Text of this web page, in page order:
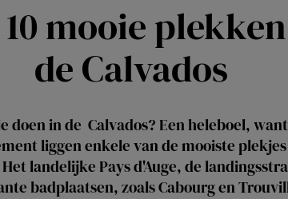
mooie
de Calvados
doen in de Calvados? Een heleboel,
liggen enkele van de mooiste
landelijke Pays d'Auge, de
badplaatsen, zoals Cabourg en